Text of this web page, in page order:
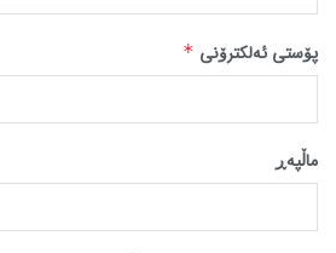
پۆستی ئەلکترۆنی *
ماڵپه‌ڕ